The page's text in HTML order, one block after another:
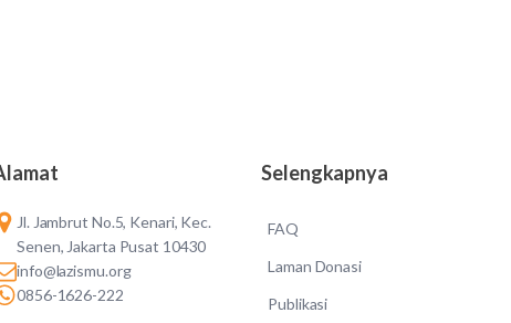
Jl. Jambrut No.5, Kenari, Kec.
Senen, Jakarta Pusat 10430
info@lazismu.org
0856-1626-222
Selengkapnya
FAQ
Laman Donasi
Publikasi